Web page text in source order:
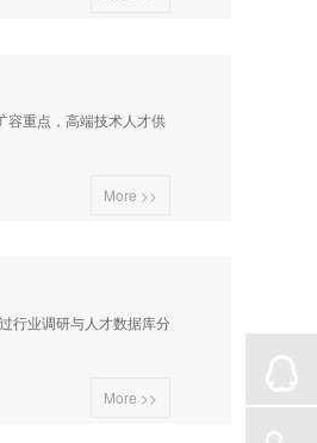
重点，高端技术人才供
More >>
行业调研与人才数据库分
More >>